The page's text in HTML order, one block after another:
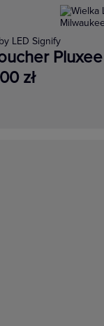
LED Signify
Pluxee
zł